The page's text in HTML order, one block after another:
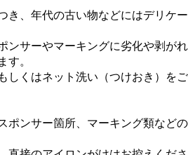
き、年代の古い物などにはデリケー
ンサーやマーキングに劣化や剥がれ
す。
しくはネット洗い（つけおき）をご
ポンサー箇所、マーキング類などの